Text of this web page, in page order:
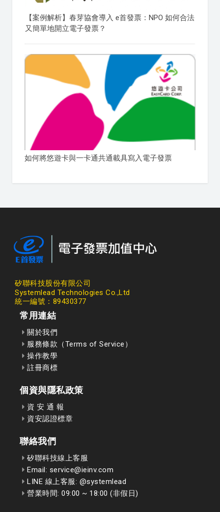
【案例解析】春芽協會導入 e首發票：NPO 如何合法
又簡單地開立電子發票？
如何將悠遊卡與一卡通共通載具寫入電子發票
矽聯科技股份有限公司
Systemlead Technologies Co.,Ltd
統一編號：89430377
常用連結
關於我們
服務條款（Terms of Service）
操作教學
註冊商標
個資與隱私政策
資 安 通 報
資安認證標章
聯絡我們
矽聯科技線上客服
Email: service@ieinv.com
LINE 線上客服: @systemlead
營業時間: 09:00 ~ 18:00 (非假日)